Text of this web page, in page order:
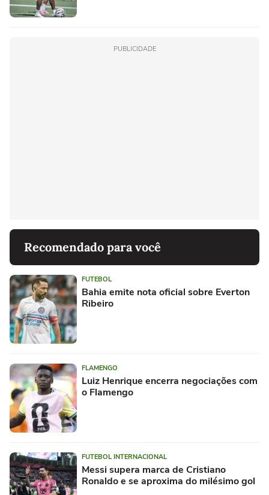
PUBLICIDADE
Recomendado para você
FUTEBOL
Bahia emite nota oficial sobre Everton
Ribeiro
FLAMENGO
Luiz Henrique encerra negociações com
o Flamengo
FUTEBOL INTERNACIONAL
Messi supera marca de Cristiano
Ronaldo e se aproxima do milésimo gol